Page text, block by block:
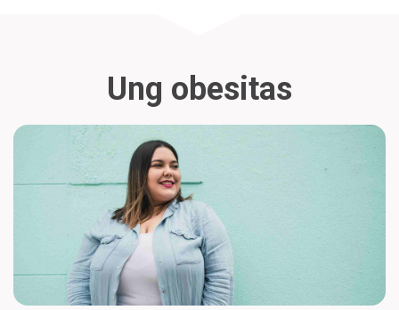
Ung obesitas